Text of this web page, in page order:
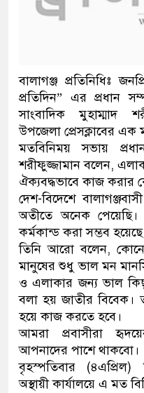
বালাগঞ্জ প্রতিনিধিঃ
প্রতিদিন” এর প্রধান
সাংবাদিক মুহাম্মাদ
উপজেলা প্রেসক্লাবের এক
মতবিনিময় সভায়
শরীফুজ্জামান বলেন,
ঐক্যবদ্ধভাবে কাজ করার
দেশ-বিদেশে
অতীতে অনেক
কর্মকান্ড করা সম্ভব
তিনি আরো বলেন,
মানুষের শুধু ভাল মন
ও এলাকার জন্য ভাল
বলা হয় জাতীর বিবেক।
হয়ে কাজ করতে হবে।
আমরা প্রবাসীরা
আপনাদের পাশে থাকবো।
বৃহস্পতিবার (৪এপ্রিল)
অস্থায়ী কার্যালয়ে এ মত